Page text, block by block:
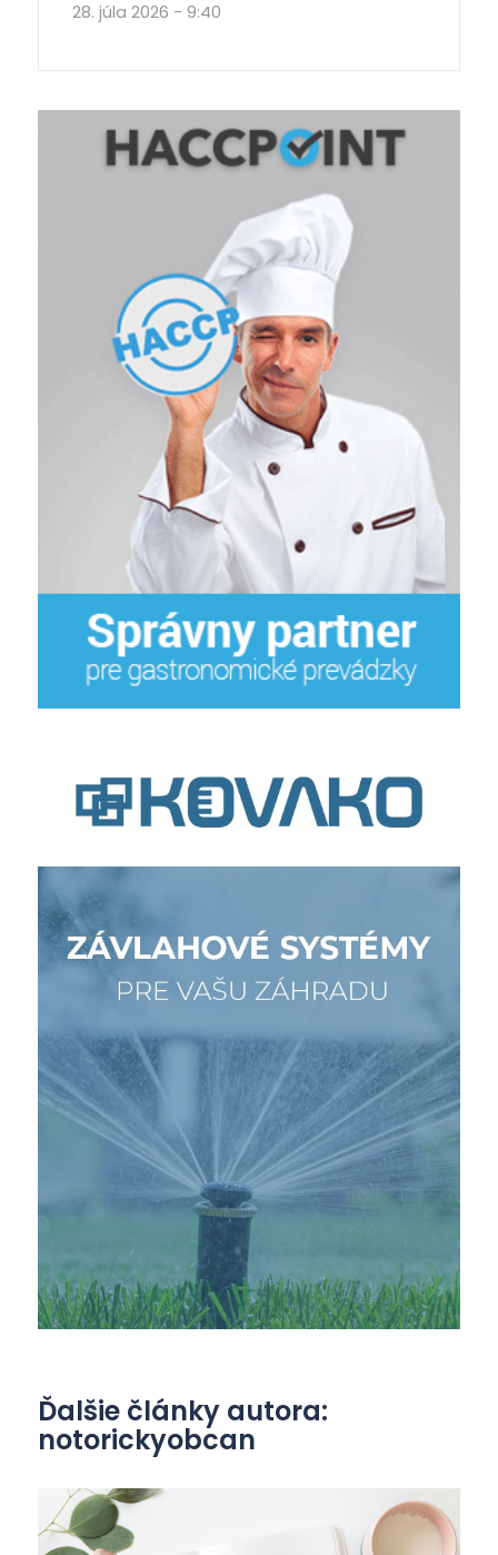
28. júla 2026 - 9:40
Ďalšie články autora:
notorickyobcan